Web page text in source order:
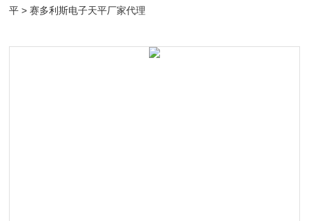
平 > 赛多利斯电子天平厂家代理